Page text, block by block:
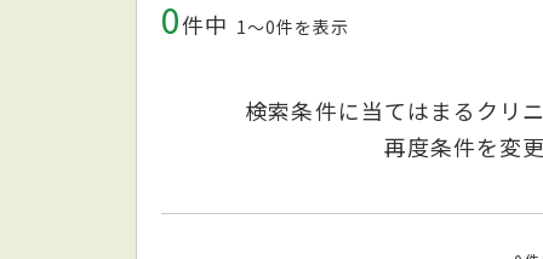
0件中 1〜0件を表示
検索条件に当てはまるクリ
再度条件を変